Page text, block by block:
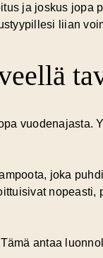
ja joskus jopa
liian
vuodenajasta.
joka
nopeasti,
antaa